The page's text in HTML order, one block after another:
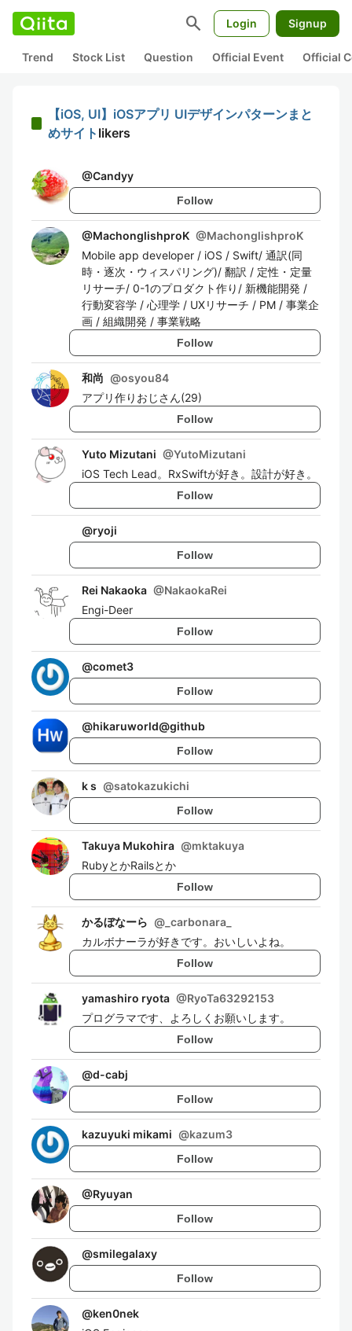
search Login Signup
Trend Stock List Question Official Event Official
【iOS, UI】iOSアプリ UIデザインパターンまと
めサイト likers
@Candyy
Follow
@MachonglishproK @MachonglishproK
Mobile app developer / iOS / Swift/ 通訳(同
時・逐次・ウィスパリング)/ 翻訳 / 定性・定量
リサーチ/ 0-1のプロダクト作り/ 新機能開発 /
行動変容学 / 心理学 / UXリサーチ / PM / 事業企
画 / 組織開発 / 事業戦略
Follow
和尚 @osyou84
アプリ作りおじさん(29)
Follow
Yuto Mizutani @YutoMizutani
iOS Tech Lead。RxSwiftが好き。設計が好き。
Follow
@ryoji
Follow
Rei Nakaoka @NakaokaRei
Engi-Deer
Follow
@comet3
Follow
@hikaruworld@github
Follow
k s @satokazukichi
Follow
Takuya Mukohira @mktakuya
RubyとかRailsとか
Follow
かるぼなーら @ _carbonara_
カルボナーラが好きです。おいしいよね。
Follow
yamashiro ryota @RyoTa63292153
プログラマです、よろしくお願いします。
Follow
@d-cabj
Follow
kazuyuki mikami @kazum3
Follow
@Ryuyan
Follow
@smilegalaxy
Follow
@ken0nek